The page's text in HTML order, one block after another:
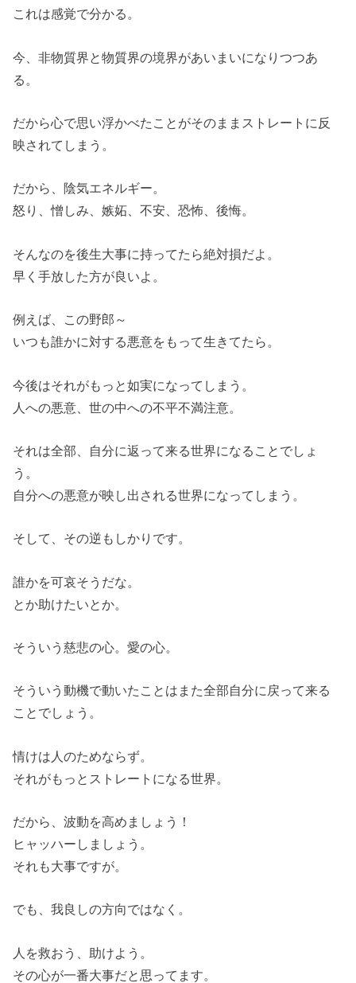
これは感覚で分かる。
今、非物質界と物質界の境界があいまいになりつつあ
る。
だから心で思い浮かべたことがそのままストレートに反
映されてしまう。
だから、陰気エネルギー。
怒り、憎しみ、嫉妬、不安、恐怖、後悔。
そんなのを後生大事に持ってたら絶対損だよ。
早く手放した方が良いよ。
例えば、この野郎～
いつも誰かに対する悪意をもって生きてたら。
今後はそれがもっと如実になってしまう。
人への悪意、世の中への不平不満注意。
それは全部、自分に返って来る世界になることでしょ
う。
自分への悪意が映し出される世界になってしまう。
そして、その逆もしかりです。
誰かを可哀そうだな。
とか助けたいとか。
そういう慈悲の心。愛の心。
そういう動機で動いたことはまた全部自分に戻って来る
ことでしょう。
情けは人のためならず。
それがもっとストレートになる世界。
だから、波動を高めましょう！
ヒャッハーしましょう。
それも大事ですが。
でも、我良しの方向ではなく。
人を救おう、助けよう。
その心が一番大事だと思ってます。